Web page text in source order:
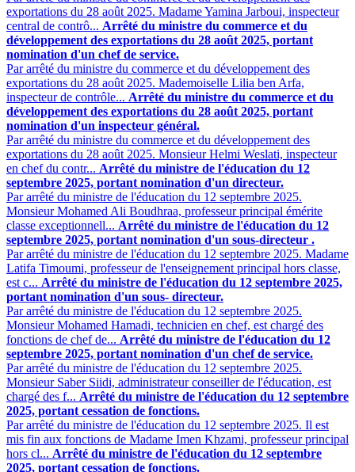
exportations du 28 août 2025. Madame Yamina Jarboui, inspecteur
central de contrô... Arrêté du ministre du commerce et du
développement des exportations du 28 août 2025, portant
nomination d'un chef de service.
Par arrêté du ministre du commerce et du développement des
exportations du 28 août 2025. Mademoiselle Lilia ben Arfa,
inspecteur de contrôle... Arrêté du ministre du commerce et du
développement des exportations du 28 août 2025, portant
nomination d'un inspecteur général.
Par arrêté du ministre du commerce et du développement des
exportations du 28 août 2025. Monsieur Helmi Weslati, inspecteur
en chef du contr... Arrêté du ministre de l'éducation du 12
septembre 2025, portant nomination d'un directeur.
Par arrêté du ministre de l'éducation du 12 septembre 2025.
Monsieur Mohamed Ali Boudhraa, professeur principal émérite
classe exceptionnell... Arrêté du ministre de l'éducation du 12
septembre 2025, portant nomination d'un sous-directeur .
Par arrêté du ministre de l'éducation du 12 septembre 2025. Madame
Latifa Timoumi, professeur de l'enseignement principal hors classe,
est c... Arrêté du ministre de l'éducation du 12 septembre 2025,
portant nomination d'un sous- directeur.
Par arrêté du ministre de l'éducation du 12 septembre 2025.
Monsieur Mohamed Hamadi, technicien en chef, est chargé des
fonctions de chef de... Arrêté du ministre de l'éducation du 12
septembre 2025, portant nomination d'un chef de service.
Par arrêté du ministre de l'éducation du 12 septembre 2025.
Monsieur Saber Siidi, administrateur conseiller de l'éducation, est
chargé des f... Arrêté du ministre de l'éducation du 12 septembre
2025, portant cessation de fonctions.
Par arrêté du ministre de l'éducation du 12 septembre 2025. Il est
mis fin aux fonctions de Madame Imen Khzami, professeur principal
hors cl... Arrêté du ministre de l'éducation du 12 septembre
2025, portant cessation de fonctions.